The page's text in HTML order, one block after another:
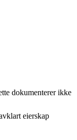
dokumenterer ikke
eierskap